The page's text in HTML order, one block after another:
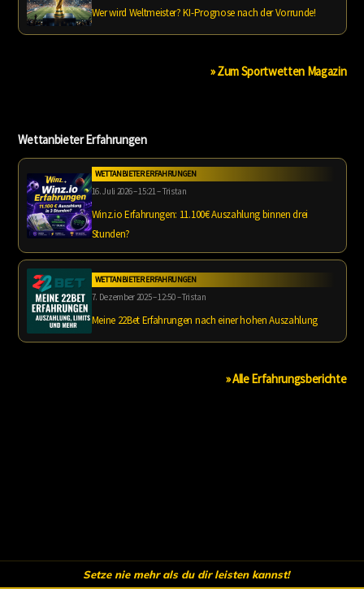
Wer wird Weltmeister? KI-Prognose nach der Vorrunde!
» Zum Sportwetten Magazin
Wettanbieter Erfahrungen
WETTANBIETER ERFAHRUNGEN
16. Juli 2026 – 15:21 – Tristan
Winz.io Erfahrungen: 11.100€ Auszahlung binnen drei
Stunden?
WETTANBIETER ERFAHRUNGEN
7. Dezember 2025 – 12:50 – Tristan
Meine 22Bet Erfahrungen nach einer hohen Auszahlung
» Alle Erfahrungsberichte
Setze nie mehr als du dir leisten kannst!